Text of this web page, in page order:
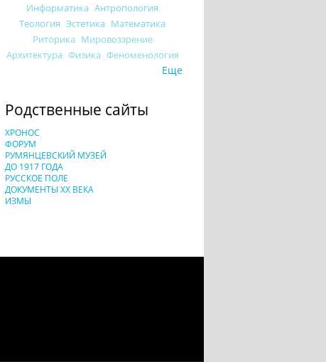
Информатика Антропология
Теология Эстетика Математика
Риторика Мировоззрение
Архитектура Физика Феноменология
Еще
Родственные сайты
ХРОНОС
ФОРУМ
РУМЯНЦЕВСКИЙ МУЗЕЙ
ДО 1917 ГОДА
РУССКОЕ ПОЛЕ
ДОКУМЕНТЫ XX ВЕКА
ИЗМЫ